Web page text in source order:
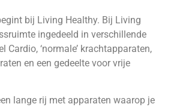
bij Living Healthy. Bij Living
ingedeeld in verschillende
Cardio, ‘normale’ krachtapparaten,
en een gedeelte voor vrije
lange rij met apparaten waarop je